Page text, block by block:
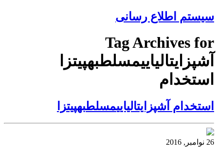
سیستم اطلاع رسانی
Tag Archives for
آشپزایتالیایی‎مسلط‎به‎پیتزا
استخدام
استخدام آشپزایتالیایی‎مسلط‎به‎پیتزا
26 نوامبر, 2016